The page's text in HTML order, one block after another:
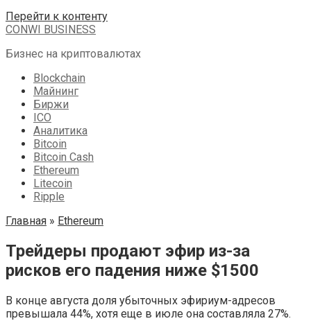
Перейти к контенту
CONWI BUSINESS
Бизнес на криптовалютах
Blockchain
Майнинг
Биржи
ICO
Аналитика
Bitcoin
Bitcoin Cash
Ethereum
Litecoin
Ripple
Главная » Ethereum
Трейдеры продают эфир из-за
рисков его падения ниже $1500
В конце августа доля убыточных эфириум-адресов
превышала 44%, хотя еще в июле она составляла 27%.